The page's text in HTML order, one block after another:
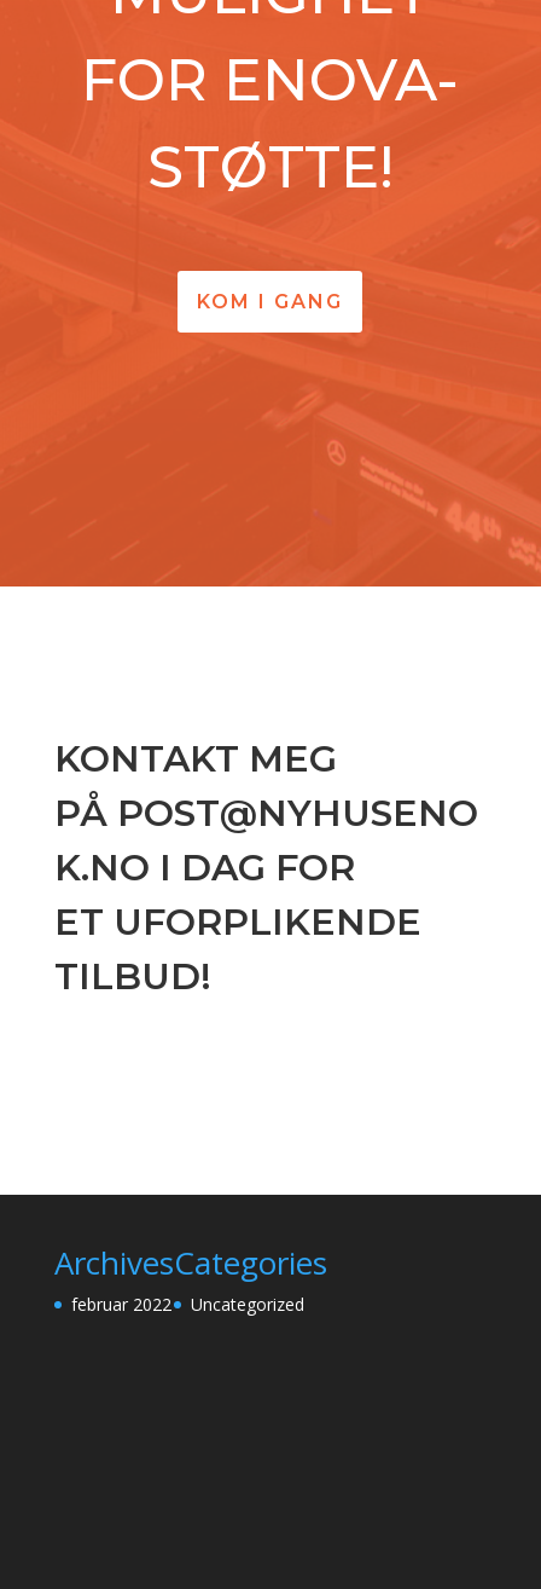
FOR ENOVA-
STØTTE!
KOM I GANG
KONTAKT MEG
PÅ POST@NYHUSENO
K.NO I DAG FOR
ET UFORPLIKENDE
TILBUD!
Archives
februar 2022
Categories
Uncategorized